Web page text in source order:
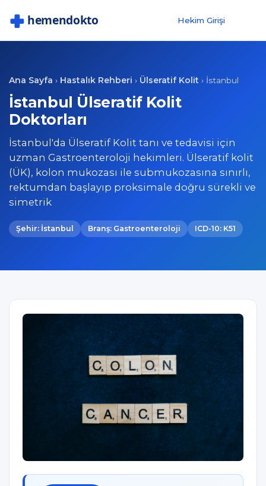
Hekim Girişi
Ana Sayfa › Hastalık Rehberi › Ülseratif Kolit › İstanbul
İstanbul Ülseratif Kolit
Doktorları
İstanbul'da Ülseratif Kolit tanı ve tedavisi için
uzman Gastroenteroloji hekimleri. Ülseratif kolit
(ÜK), kolon mukozası ile submukozasına sınırlı,
rektumdan başlayıp proksimale doğru sürekli ve
simetrik
Şehir: İstanbul Branş: Gastroenteroloji ICD-10: K51